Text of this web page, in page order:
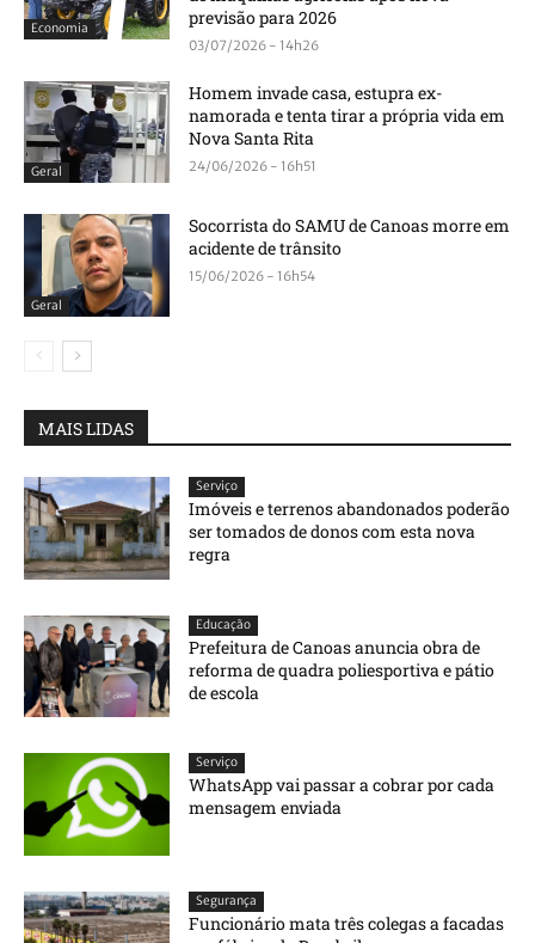
Economia
previsão para 2026
03/07/2026 - 14h26
Geral
Homem invade casa, estupra ex-
namorada e tenta tirar a própria vida em
Nova Santa Rita
24/06/2026 - 16h51
Geral
Socorrista do SAMU de Canoas morre em
acidente de trânsito
15/06/2026 - 16h54
MAIS LIDAS
Serviço
Imóveis e terrenos abandonados poderão
ser tomados de donos com esta nova
regra
Educação
Prefeitura de Canoas anuncia obra de
reforma de quadra poliesportiva e pátio
de escola
Serviço
WhatsApp vai passar a cobrar por cada
mensagem enviada
Segurança
Funcionário mata três colegas a facadas